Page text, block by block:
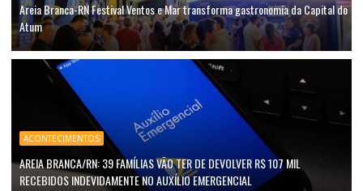
Areia Branca-RN Festival Ventos e Mar transforma gastronomia da Capital do
Atum
ACONTECIMENTOS
AREIA BRANCA/RN: 39 FAMÍLIAS VÃO TER DE DEVOLVER R$ 107 MIL
RECEBIDOS INDEVIDAMENTE NO AUXÍLIO EMERGENCIAL